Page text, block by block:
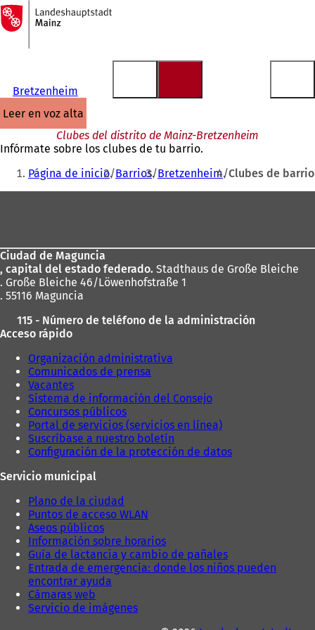
Saltar al contenido
A
la
página
Bretzenheim
leer en voz alta
Clubes del distrito de Mainz-Bretzenheim
Infórmate sobre los clubes de tu barrio.
Estás
aquí:
Página de inicio Barrios Bretzenheim Clubes de barrio
pies
Ciudad de Maguncia
, capital del estado federado. Stadthaus de Große Bleiche
. Große Bleiche 46/Löwenhofstraße 1
. 55116 Maguncia
115 - Número de teléfono de la administración
Acceso rápido
Organización administrativa
Comunicados de prensa
Vacantes
Sistema de información del Consejo
Concursos públicos
Portal de servicios (servicios en línea)
Suscríbase a nuestro boletín
Configuración de la protección de datos
Servicio municipal
Plano de la ciudad
Puntos de acceso WLAN
Aseos públicos
Información sobre horarios
Guía de lactancia y cambio de pañales
Entrada de emergencia: donde los niños pueden
encontrar ayuda
Cámaras web
Servicio de imágenes